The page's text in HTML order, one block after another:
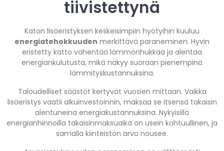
tiivistettynä
Katon lisäeristyksen keskeisimpiin hyötyihin kuuluu
energiatehokkuuden merkittävä paraneminen. Hyvin
eristetty katto vähentää lämmönhukkaa ja alentaa
energiankulutusta, mikä näkyy suoraan pienempinä
lämmityskustannuksina.
Taloudelliset säästöt kertyvät vuosien mittaan. Vaikka
lisäeristys vaatii alkuinvestoinnin, maksaa se itsensä takaisin
alentuneina energiakustannuksina. Nykyisillä
energianhinnoilla takaisinmaksuaika on usein kohtuullinen, ja
samalla kiinteistön arvo nousee.